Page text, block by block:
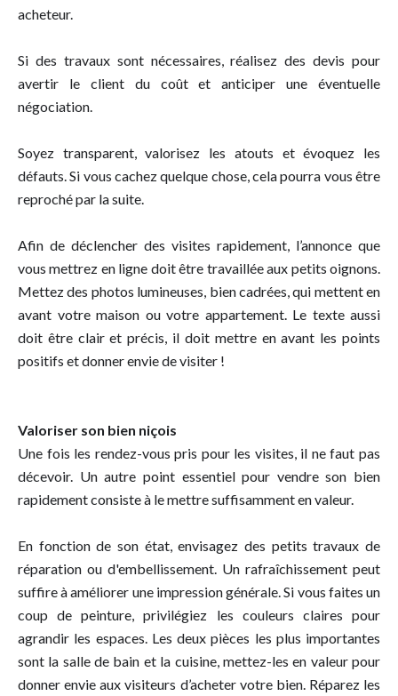
acheteur.
Si des travaux sont nécessaires, réalisez des devis pour
avertir le client du coût et anticiper une éventuelle
négociation.
Soyez transparent, valorisez les atouts et évoquez les
défauts. Si vous cachez quelque chose, cela pourra vous être
reproché par la suite.
Afin de déclencher des visites rapidement, l’annonce que
vous mettrez en ligne doit être travaillée aux petits oignons.
Mettez des photos lumineuses, bien cadrées, qui mettent en
avant votre maison ou votre appartement. Le texte aussi
doit être clair et précis, il doit mettre en avant les points
positifs et donner envie de visiter !
Valoriser son bien niçois
Une fois les rendez-vous pris pour les visites, il ne faut pas
décevoir. Un autre point essentiel pour vendre son bien
rapidement consiste à le mettre suffisamment en valeur.
En fonction de son état, envisagez des petits travaux de
réparation ou d'embellissement. Un rafraîchissement peut
suffire à améliorer une impression générale. Si vous faites un
coup de peinture, privilégiez les couleurs claires pour
agrandir les espaces. Les deux pièces les plus importantes
sont la salle de bain et la cuisine, mettez-les en valeur pour
donner envie aux visiteurs d’acheter votre bien. Réparez les